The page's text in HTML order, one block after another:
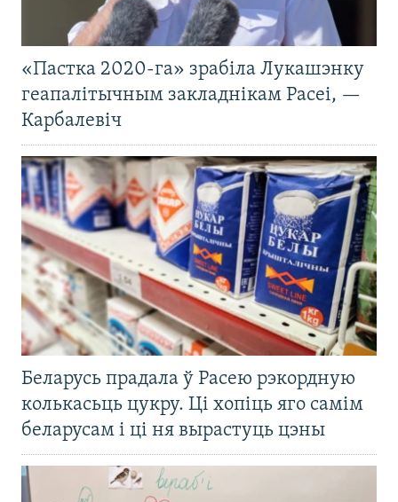
«Пастка 2020-га» зрабіла Лукашэнку
геапалітычным закладнікам Расеі, —
Карбалевіч
Беларусь прадала ў Расею рэкордную
колькасьць цукру. Ці хопіць яго самім
беларусам і ці ня вырастуць цэны